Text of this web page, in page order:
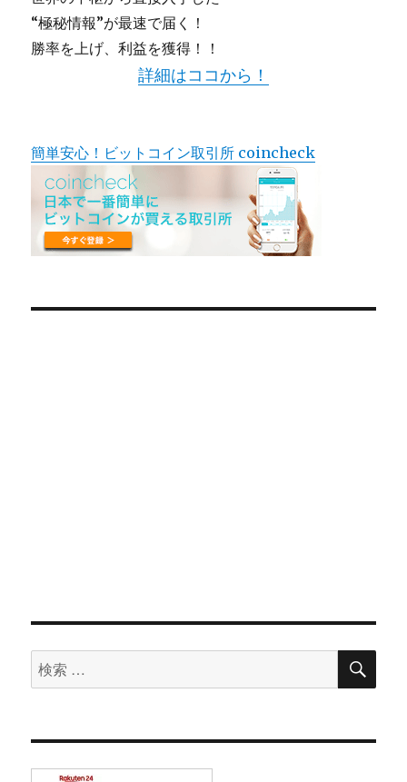
“極秘情報”が最速で届く！
勝率を上げ、利益を獲得！！
詳細はココから！
簡単安心！ビットコイン取引所 coincheck
検
索
象:
検